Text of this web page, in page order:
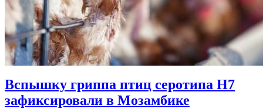
Вспышку гриппа птиц серотипа H7
зафиксировали в Мозамбике